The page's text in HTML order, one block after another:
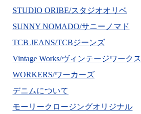
STUDIO ORIBE/スタジオオリベ
SUNNY NOMADO/サニーノマド
TCB JEANS/TCBジーンズ
Vintage Works/ヴィンテージワークス
WORKERS/ワーカーズ
デニムについて
モーリークロージングオリジナル